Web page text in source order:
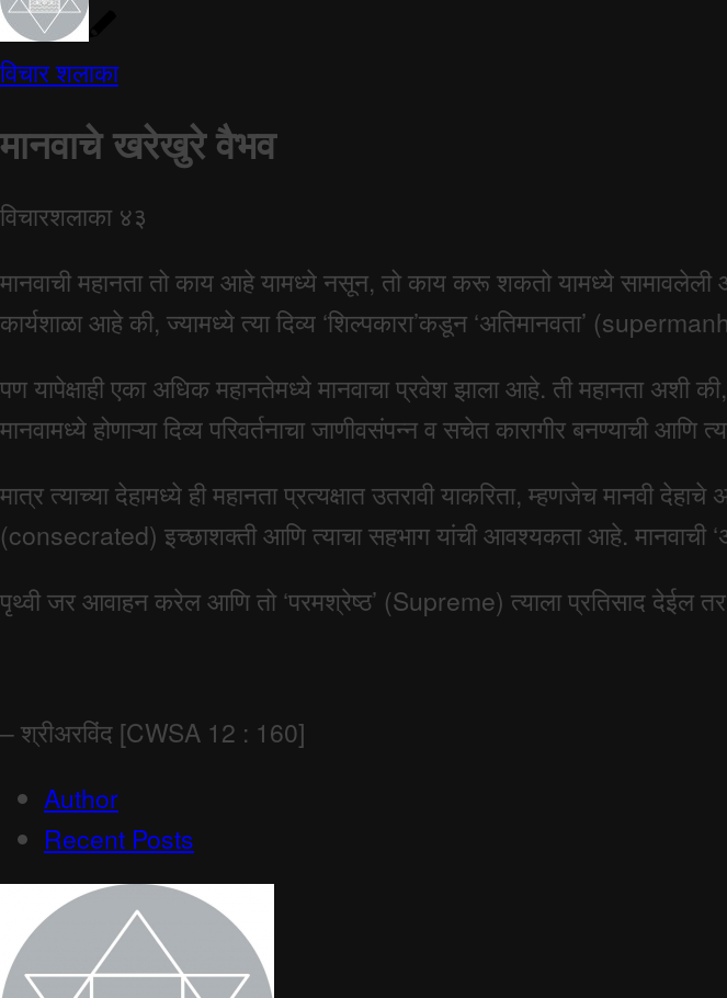
विचार शलाका
मानवाचे खरेखुरे वैभव
विचारशलाका ४३
मानवाची महानता तो काय आहे यामध्ये नसून, तो काय करू शकतो यामध्ये
कार्यशाळा आहे की, ज्यामध्ये त्या दिव्य ‘शिल्पकारा’कडून ‘अतिमानवता’
पण यापेक्षाही एका अधिक महानतेमध्ये मानवाचा प्रवेश झाला आहे. ती महानता अशी
मानवामध्ये होणाऱ्या दिव्य परिवर्तनाचा जाणीवसंपन्न व सचेत कारागीर बनण्याची आणि
मात्र त्याच्या देहामध्ये ही महानता प्रत्यक्षात उतरावी याकरिता, म्हणजेच मानवी
(consecrated) इच्छाशक्ती आणि त्याचा सहभाग यांची आवश्यकता आहे. मानवाची
पृथ्वी जर आवाहन करेल आणि तो ‘परमश्रेष्ठ’ (Supreme) त्याला प्रतिसाद देईल
– श्रीअरविंद [CWSA 12 : 160]
Author
Recent Posts